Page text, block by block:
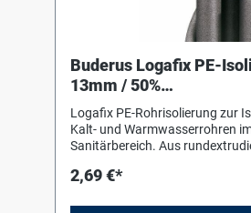
Buderus Logafix PE-
13mm / 50%
Logafix PE-Rohrisolierung zur
Kalt- und Warmwasserrohren
Sanitärbereich. Aus
alterungsbeständig und
2,69 €*